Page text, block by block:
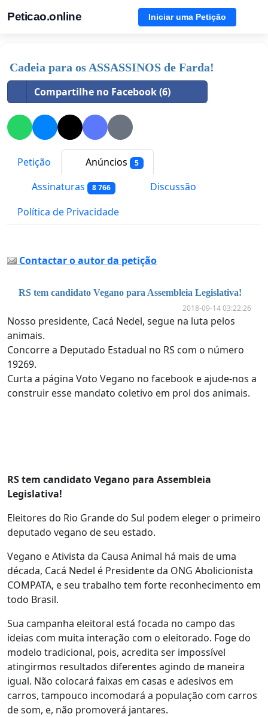
Peticao.online Iniciar uma Petição
Cadeia para os ASSASSINOS de Farda!
Compartilhe no Facebook (6)
Petição Anúncios 5
Assinaturas 8 766
Discussão
Política de Privacidade
Contactar o autor da petição
RS tem candidato Vegano para Assembleia Legislativa!
2018-09-14 03:22:26
Nosso presidente, Cacá Nedel, segue na luta pelos
animais.
Concorre a Deputado Estadual no RS com o número
19269.
Curta a página Voto Vegano no facebook e ajude-nos a
construir esse mandato coletivo em prol dos animais.
RS tem candidato Vegano para Assembleia
Legislativa!
Eleitores do Rio Grande do Sul podem eleger o primeiro
deputado vegano de seu estado.
Vegano e Ativista da Causa Animal há mais de uma
década, Cacá Nedel é Presidente da ONG Abolicionista
COMPATA, e seu trabalho tem forte reconhecimento em
todo Brasil.
Sua campanha eleitoral está focada no campo das
ideias com muita interação com o eleitorado. Foge do
modelo tradicional, pois, acredita ser impossível
atingirmos resultados diferentes agindo de maneira
igual. Não colocará faixas em casas e adesivos em
carros, tampouco incomodará a população com carros
de som, e, não promoverá jantares.